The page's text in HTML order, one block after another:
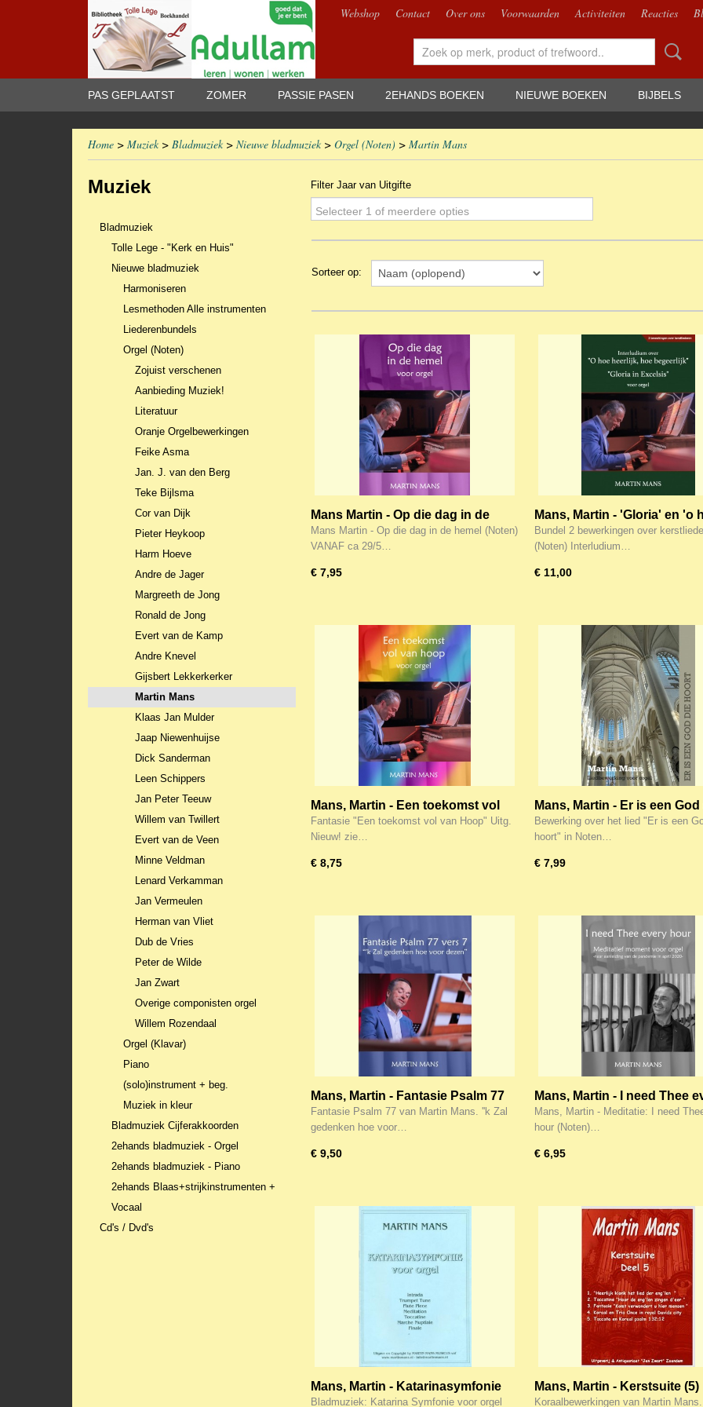
Webshop Contact Over ons Voorwaarden Activiteiten Reacties
PAS GEPLAATST ZOMER PASSIE PASEN 2EHANDS BOEKEN NIEUWE BOEKEN BIJBELS
Home > Muziek> Bladmuziek> Nieuwe bladmuziek> Orgel (Noten) > Martin Mans
Muziek
Bladmuziek
Tolle Lege - "Kerk en Huis"
Nieuwe bladmuziek
Harmoniseren
Lesmethoden Alle instrumenten
Liederenbundels
Orgel (Noten)
Zojuist verschenen
Aanbieding Muziek!
Literatuur
Oranje Orgelbewerkingen
Feike Asma
Jan. J. van den Berg
Teke Bijlsma
Cor van Dijk
Pieter Heykoop
Harm Hoeve
Andre de Jager
Margreeth de Jong
Ronald de Jong
Evert van de Kamp
Andre Knevel
Gijsbert Lekkerkerker
Martin Mans
Klaas Jan Mulder
Jaap Niewenhuijse
Dick Sanderman
Leen Schippers
Jan Peter Teeuw
Willem van Twillert
Evert van de Veen
Minne Veldman
Lenard Verkamman
Jan Vermeulen
Herman van Vliet
Dub de Vries
Peter de Wilde
Jan Zwart
Overige componisten orgel
Willem Rozendaal
Orgel (Klavar)
Piano
(solo)instrument + beg.
Muziek in kleur
Bladmuziek Cijferakkoorden
2ehands bladmuziek - Orgel
2ehands bladmuziek - Piano
2ehands Blaas+strijkinstrumenten +
Vocaal
Cd's / Dvd's
Filter Jaar van Uitgifte
Selecteer 1 of meerdere opties
Sorteer op:
Mans Martin - Op die dag in de
hemel (Noten)
Mans Martin - Op die dag in de hemel (Noten)
VANAF ca 29/5…
€ 7,95
Mans, Martin - 'Gloria' en 'o
heerlijk hoe begeerlijk' -
Kerstliederen (Noten)
Bundel 2 bewerkingen over
(Noten) Interludium…
€ 11,00
Mans, Martin - Een toekomst vol
van hoop (Noten)
Fantasie "Een toekomst vol van Hoop" Uitg.
Nieuw! zie…
€ 8,75
Mans, Martin - Er is een God
hoort (Noten)
Bewerking over het lied "Er is een
hoort" in Noten…
€ 7,99
Mans, Martin - Fantasie Psalm 77
(Noten)
Fantasie Psalm 77 van Martin Mans. ''k Zal
gedenken hoe voor…
€ 9,50
Mans, Martin - I need Thee
hour (Noten)
Mans, Martin - Meditatie: I need
hour (Noten)…
€ 6,95
Mans, Martin - Katarinasymfonie
voor orgel
Bladmuziek: Katarina Symfonie voor orgel
Mans, Martin - Kerstsuite (5)
Koraalbewerkingen van Martin